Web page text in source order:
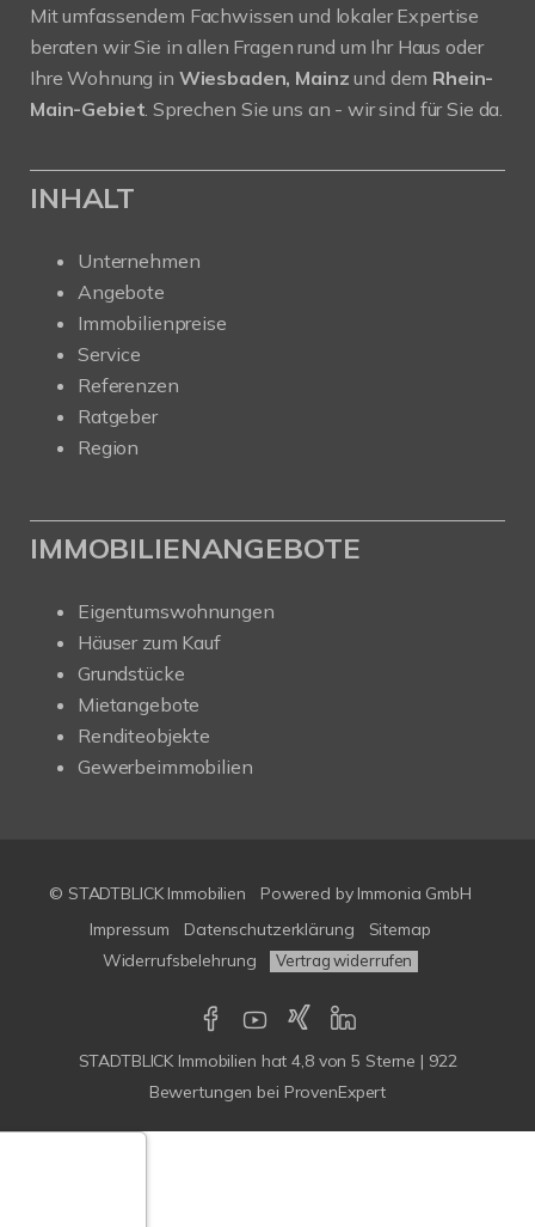
Mit umfassendem Fachwissen und lokaler Expertise
beraten wir Sie in allen Fragen rund um Ihr Haus oder
Ihre Wohnung in Wiesbaden, Mainzund dem Rhein-
Main-Gebiet. Sprechen Sie uns an - wir sind für Sie da.
INHALT
Unternehmen
Angebote
Immobilienpreise
Service
Referenzen
Ratgeber
Region
IMMOBILIENANGEBOTE
Eigentumswohnungen
Häuser zum Kauf
Grundstücke
Mietangebote
Renditeobjekte
Gewerbeimmobilien
© STADTBLICK Immobilien Powered by Immonia GmbH
Impressum
Datenschutzerklärung
Sitemap
Widerrufsbelehrung
Vertrag widerrufen
STADTBLICK Immobilien hat4,8von5 Sterne | 922
Bewertungen bei ProvenExpert